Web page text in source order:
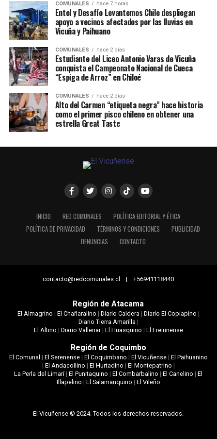
COMUNALES hace 7 horas
Entel y Desafío Levantemos Chile despliegan
apoyo a vecinos afectados por las lluvias en
Vicuña y Paihuano
COMUNALES hace 2 días
Estudiante del Liceo Antonio Varas de Vicuña
conquista el Campeonato Nacional de Cueca
“Espiga de Arroz” en Chiloé
COMUNALES hace 2 días
Alto del Carmen “etiqueta negra” hace historia
como el primer pisco chileno en obtener una
estrella Great Taste
INICIO RED COMUNALES
POLÍTICA EDITORIAL Y ÉTICA
POLÍTICA DE PRIVACIDAD
TÉRMINOS Y CONDICIONES
PUBLICIDAD
DENUNCIAS
CONTACTO
contacto@redcomunales.cl | +56941118440
Región de Atacama
El Almagrino | El Chañaralino | Diario Caldera| Diario El Copiapino |
Diario Tierra Amarilla|
El Altino | Diario Vallenar| El Huasquino | El Freirinense
Región de Coquimbo
El Comunal | El Serenense| El Coquimbano | El Vicuñense| El Paihuanino
| El Andacollino | El Hurtadino | El Montepatrino |
La Perla del Limarí|El Punitaquino |El Combarbalino |El Canelino |El
Illapelino | El Salamanquino | El Vileño
El Vicuñense © 2024. Todos los derechos reservados.